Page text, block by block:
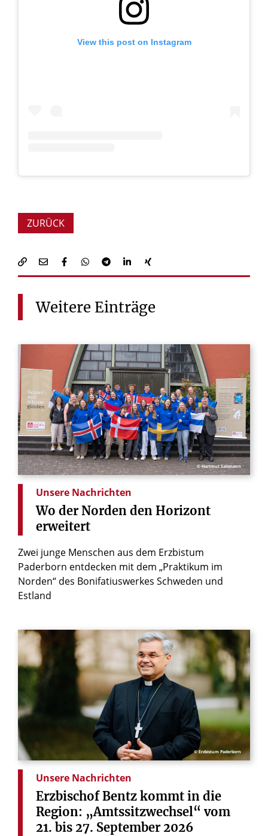
View this post on Instagram
ZURÜCK
Weitere Einträge
© Hartmut Salzmann
Unsere Nachrichten
Wo der Norden den Horizont
erweitert
Zwei junge Menschen aus dem Erzbistum
Paderborn entdecken mit dem „Praktikum im
Norden“ des Bonifatiuswerkes Schweden und
Estland
© Erzbistum Paderborn
Unsere Nachrichten
Erzbischof Bentz kommt in die
Region: „Amtssitzwechsel“ vom
21. bis 27. September 2026